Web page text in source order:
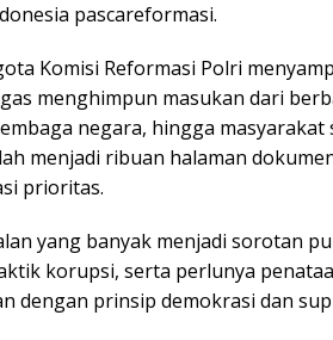
pascareformasi.
Komisi Reformasi Polri
menghimpun masukan dari
negara, hingga masyarakat
menjadi ribuan halaman
prioritas.
yang banyak menjadi sorotan
korupsi, serta perlunya
dengan prinsip demokrasi dan